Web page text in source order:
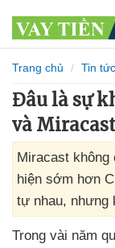
Trang chủ Tin
Đâu là sự
và
Miracast
hiện sớm hơn
tự nhau, nhưng
Trong vài năm